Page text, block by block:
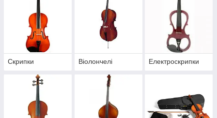
Скрипки Віолончелі Електроскрипки